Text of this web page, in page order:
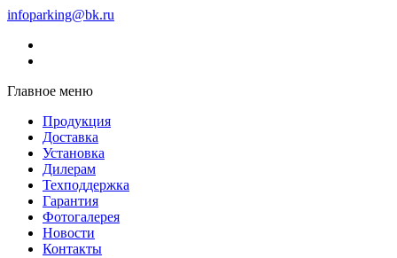
infoparking@bk.ru
Главное меню
Продукция
Доставка
Установка
Дилерам
Техподдержка
Гарантия
Фотогалерея
Новости
Контакты